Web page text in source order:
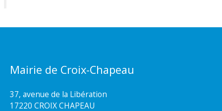
Mairie de Croix-Chapeau
37, avenue de la Libération
17220 CROIX CHAPEAU